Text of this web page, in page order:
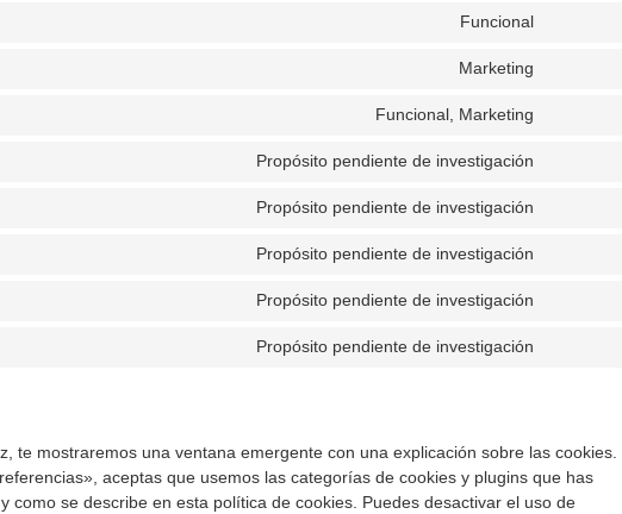
Funcional
Marketing
Funcional, Marketing
Propósito pendiente de investigación
Propósito pendiente de investigación
Propósito pendiente de investigación
Propósito pendiente de investigación
Propósito pendiente de investigación
te mostraremos una ventana emergente con una explicación sobre las cookies.
aceptas que usemos las categorías de cookies y plugins que has
como se describe en esta política de cookies. Puedes desactivar el uso de